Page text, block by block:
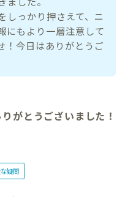
しっかり押さえて、ニ
にもより一層注意して
！今日はありがとうご
がとうございました！
疑問